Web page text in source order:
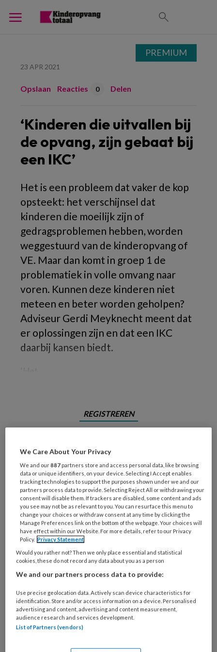
23 APR 2021
Opslaan Reacties 0 Delen
‘Kinderen die uitvallen bij
de opvang, zijn gebaat bij
een IKC’
Het is een probleem dat vaker de kop
opsteekt: het verschijnsel dat
kinderen die moeilijk zijn of
gedragsproblemen hebben, worden
weggestuurd van de kinderopvang of
VE. Maar dan komt in groep 1 de
problematiek in volle omvang naar
voren. Kunnen deze kinderen niet
meteen en beter worden geholpen?
Adviseur Gerdi Meyknecht meent dat
er oplossingen zijn en dat een IKC
daarbij kansen biedt.
REGISTREREN
artikelen gratis per maand
Al een account of abonnement?Log dan in
Wat
is
je
e-
mailadres?
Kies
je
Kies
je
functie *
PREMIUM
We Care About Your Privacy
We and our887 partners store and access personal data, like browsing
data or unique identifiers, on your device. Selecting I Accept enables
tracking technologies to support the purposes shown under we and our
partners process data to provide. Selecting Reject All or withdrawing your
consent will disable them. If trackers are disabled, some content and ads
you see may not be as relevant to you. You can resurface this menu to
change your choices or withdraw consent at any time by clicking the
Manage Preferences link on the bottom of the webpage. Your choices will
have effect within our Website. For more details, refer to our Privacy
Policy. Privacy Statement
Would you rather not? Then we only place essential and statistical
cookies, these do not record any data about you as a person
We and our partners process data to provide:
Use precise geolocation data. Actively scan device characteristics for
identification. Store and/or access information on a device. Personalised
advertising and content, advertising and content measurement,
audience research and services development.
List of Partners (vendors)